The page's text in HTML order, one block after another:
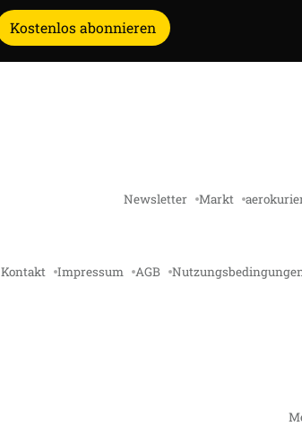
Kostenlos abonnieren
Newsletter Markt
Kontakt Impressum AGB